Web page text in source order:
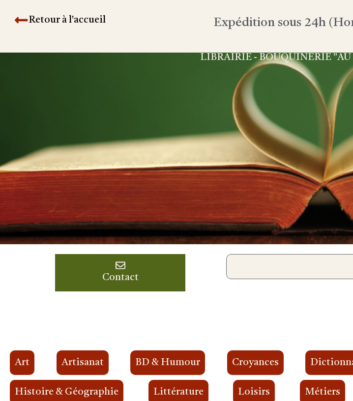
Retour à l'accueil Expédition sous 24h
LIBRAIRIE - BOUQUINERIE "AU
Contact
Art Artisanat BD & Humour Croyances
Histoire & Géographie Littérature Loisirs Métiers